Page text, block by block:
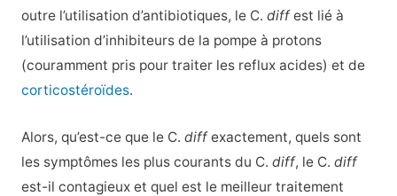
outre l’utilisation d’antibiotiques, le C. diffest lié à
l’utilisation d’inhibiteurs de la pompe à protons
(couramment pris pour traiter les reflux acides) et de
corticostéroïdes.
Alors, qu’est-ce que le C. diffexactement, quels sont
les symptômes les plus courants du C. diff, le C. diff
est-il contagieux et quel est le meilleur traitement